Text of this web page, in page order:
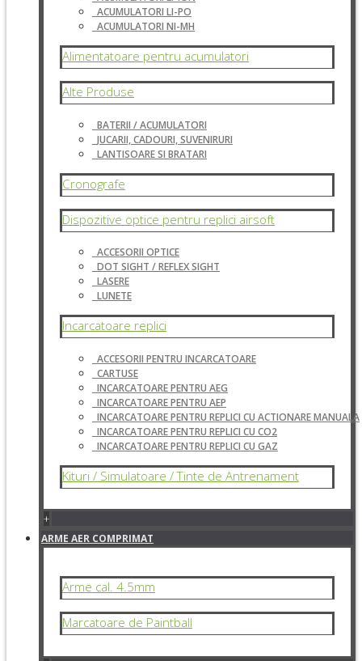
ACUMULATORI LI-PO
ACUMULATORI NI-MH
Alimentatoare pentru acumulatori
Alte Produse
BATERII / ACUMULATORI
JUCARII, CADOURI, SUVENIRURI
LANTISOARE SI BRATARI
Cronografe
Dispozitive optice pentru replici airsoft
ACCESORII OPTICE
DOT SIGHT / REFLEX SIGHT
LASERE
LUNETE
Incarcatoare replici
ACCESORII PENTRU INCARCATOARE
CARTUSE
INCARCATOARE PENTRU AEG
INCARCATOARE PENTRU AEP
INCARCATOARE PENTRU REPLICI CU ACTIONARE MANUALA
INCARCATOARE PENTRU REPLICI CU CO2
INCARCATOARE PENTRU REPLICI CU GAZ
Kituri / Simulatoare / Tinte de Antrenament
+
ARME AER COMPRIMAT
Arme cal. 4.5mm
Marcatoare de Paintball